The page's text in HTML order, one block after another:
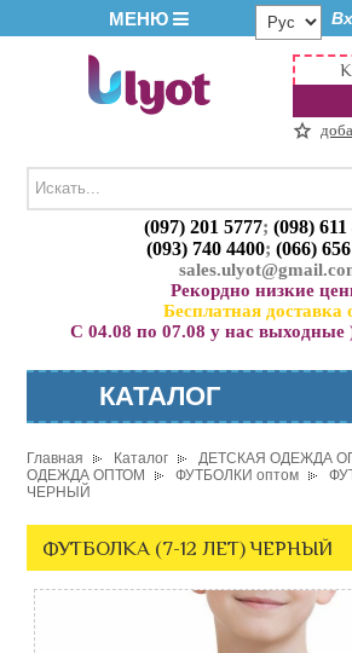
МЕНЮ
(097) 201 5777;(098) 611
(093) 740 4400;(066)
Рекордно низкие
Бесплатная доставка
С 04.08 по 07.08 у нас выходные
КАТАЛОГ
Главная Каталог ДЕТСКАЯ ОДЕЖДА
ОДЕЖДА ОПТОМ
ФУТБОЛКИ оптом
ЧЕРНЫЙ
ФУТБОЛКА (7-12 ЛЕТ) ЧЕРНЫЙ